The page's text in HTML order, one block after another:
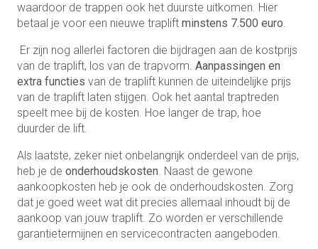
waardoor de trappen ook het duurste uitkomen. Hier
betaal je voor een nieuwe traplift minstens 7.500 euro.
Er zijn nog allerlei factoren die bijdragen aan de kostprijs
van de traplift, los van de trapvorm. Aanpassingen en
extra functies van de traplift kunnen de uiteindelijke prijs
van de traplift laten stijgen. Ook het aantal traptreden
speelt mee bij de kosten. Hoe langer de trap, hoe
duurder de lift.
Als laatste, zeker niet onbelangrijk onderdeel van de prijs,
heb je de onderhoudskosten. Naast de gewone
aankoopkosten heb je ook de onderhoudskosten. Zorg
dat je goed weet wat dit precies allemaal inhoudt bij de
aankoop van jouw traplift. Zo worden er verschillende
garantietermijnen en servicecontracten aangeboden.